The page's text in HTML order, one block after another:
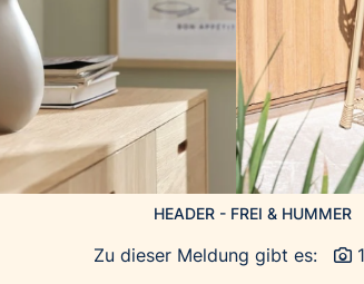
HEADER - FREI & HUMMER
Zu dieser Meldung gibt es: